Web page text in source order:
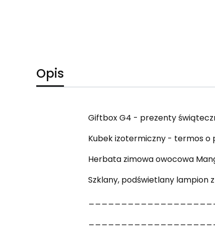
Opis
Giftbox G4 - prezenty
Kubek izotermiczny - termos o
Herbata zimowa owocowa
Szklany, podświetlany lampion